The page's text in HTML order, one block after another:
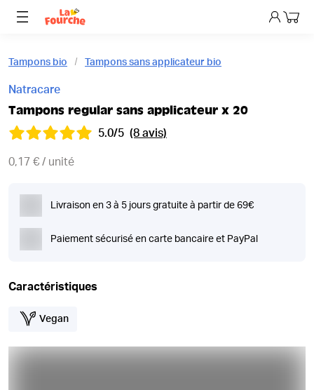
Mon
Tampons bio Tampons sans applicateur bio
Natracare
Tampons regular sans applicateur x 20
5.0/5 (8 avis)
0,17 € / unité
Livraison en 3 à 5 jours gratuite à partir de 69€
Paiement sécurisé en carte bancaire et PayPal
Caractéristiques
Vegan